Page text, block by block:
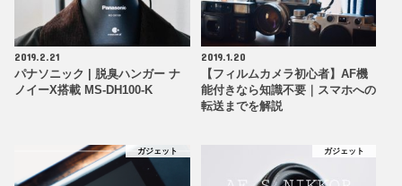
2019.2.21
パナソニック | 脱臭ハンガー ナ
ノイーX搭載 MS-DH100-K
2019.1.20
【フィルムカメラ初心者】AF機
能付きなら知識不要｜スマホへの
転送までを解説
ガジェット ガジェット